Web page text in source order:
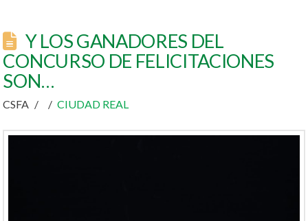
Y LOS GANADORES DEL
CONCURSO DE FELICITACIONES
SON…
CSFA CIUDAD REAL